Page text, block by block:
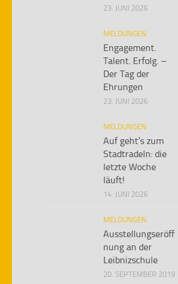
23. JUNI 2026
MELDUNGEN
Engagement.
Talent. Erfolg. –
Der Tag der
Ehrungen
23. JUNI 2026
MELDUNGEN
Auf geht’s zum
Stadtradeln: die
letzte Woche
läuft!
14. JUNI 2026
MELDUNGEN
Ausstellungseröff
nung an der
Leibnizschule
20. SEPTEMBER 2019